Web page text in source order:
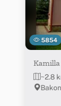
5854
~2.8